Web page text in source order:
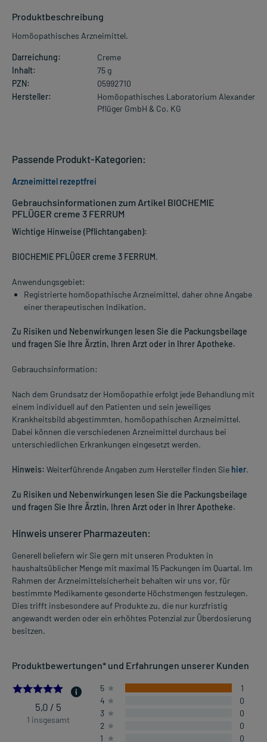
Produktbeschreibung
Homöopathisches Arzneimittel.
Darreichung:
Creme
Inhalt:
75 g
PZN:
05992710
Hersteller:
Homöopathisches Laboratorium Alexander
Pflüger GmbH & Co. KG
Gebrauchsinformationen zum Artikel BIOCHEMIE
PFLÜGER creme 3 FERRUM
Wichtige Hinweise (Pflichtangaben):
BIOCHEMIE PFLÜGER creme 3 FERRUM.
Anwendungsgebiet:
Registrierte homöopathische Arzneimittel, daher ohne Angabe
einer therapeutischen Indikation.
Zu Risiken und Nebenwirkungen lesen Sie die Packungsbeilage
und fragen Sie Ihre Ärztin, Ihren Arzt oder in Ihrer Apotheke.
Gebrauchsinformation:
Nach dem Grundsatz der Homöopathie erfolgt jede Behandlung mit
einem individuell auf den Patienten und sein jeweiliges
Krankheitsbild abgestimmten, homöopathischen Arzneimittel.
Dabei können die verschiedenen Arzneimittel durchaus bei
unterschiedlichen Erkrankungen eingesetzt werden.
Hinweis: Weiterführende Angaben zum Hersteller finden Sie hier.
Zu Risiken und Nebenwirkungen lesen Sie die Packungsbeilage
und fragen Sie Ihre Ärztin, Ihren Arzt oder in Ihrer Apotheke.
Hinweis unserer Pharmazeuten:
Generell beliefern wir Sie gern mit unseren Produkten in
haushaltsüblicher Menge mit maximal 15 Packungen im Quartal. Im
Rahmen der Arzneimittelsicherheit behalten wir uns vor, für
bestimmte Medikamente gesonderte Höchstmengen festzulegen.
Dies trifft insbesondere auf Produkte zu, die nur kurzfristig
angewandt werden oder ein erhöhtes Potenzial zur Überdosierung
besitzen.
Produktbewertungen* und Erfahrungen unserer Kunden
5.0
5,0 / 5
1 insgesamt
5
1
4
0
3
0
2
0
1
0
Passende Produkt-Kategorien:
Arzneimittel rezeptfrei